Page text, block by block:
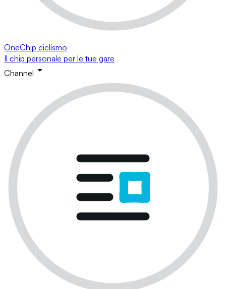
OneChip ciclismo
Il chip personale per le tue gare
Channel